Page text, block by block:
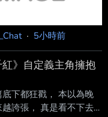
· 5小時前
》自定義主角擁抱
下都狂戳， 本以為晚
誇張， 真是看不下去